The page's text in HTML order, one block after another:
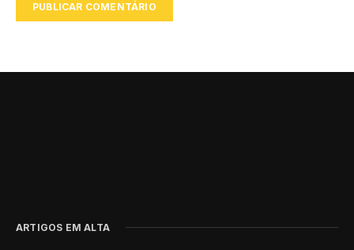
ARTIGOS EM ALTA